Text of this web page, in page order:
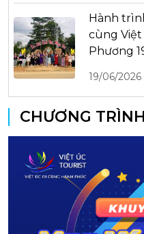
Hành
cùng Việt
Phương
19/06/2026
CHƯƠNG